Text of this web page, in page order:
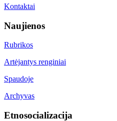
Kontaktai
Naujienos
Rubrikos
Artėjantys renginiai
Spaudoje
Archyvas
Etnosocializacija